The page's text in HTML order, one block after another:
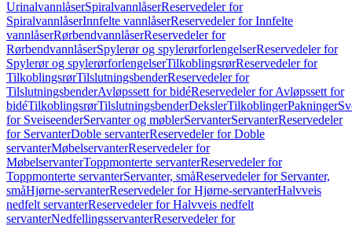
UrinalvannlåserSpiralvannlåserReservedeler for
SpiralvannlåserInnfelte vannlåserReservedeler for Innfelte
vannlåserRørbendvannlåserReservedeler for
RørbendvannlåserSpylerør og spylerørforlengelserReservedeler for
Spylerør og spylerørforlengelserTilkoblingsrørReservedeler for
TilkoblingsrørTilslutningsbenderReservedeler for
TilslutningsbenderAvløpssett for bidéReservedeler for Avløpssett for
bidéTilkoblingsrørTilslutningsbenderDekslerTilkoblingerPakninger
for SveiseenderServanter og møblerServanterServanterReservedeler
for ServanterDoble servanterReservedeler for Doble
servanterMøbelservanterReservedeler for
MøbelservanterToppmonterte servanterReservedeler for
Toppmonterte servanterServanter, småReservedeler for Servanter,
småHjørne-servanterReservedeler for Hjørne-servanterHalvveis
nedfelt servanterReservedeler for Halvveis nedfelt
servanterNedfellingsservanterReservedeler for